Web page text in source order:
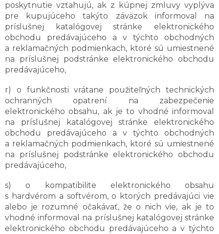
poskytnutie vzťahujú, ak z kúpnej zmluvy vyplýva
pre kupujúceho takýto záväzok informoval na
príslušnej katalógovej stránke elektronického
obchodu predávajúceho a v týchto obchodných
a reklamačných podmienkach, ktoré sú umiestnené
na príslušnej podstránke elektronického obchodu
predávajúceho,
r) o funkčnosti vrátane použiteľných technických
ochranných opatrení na zabezpečenie
elektronického obsahu, ak je to vhodné informoval
na príslušnej katalógovej stránke elektronického
obchodu predávajúceho a v týchto obchodných
a reklamačných podmienkach, ktoré sú umiestnené
na príslušnej podstránke elektronického obchodu
predávajúceho,
s) o kompatibilite elektronického obsahu
s hardvérom a softvérom, o ktorých predávajúci vie
alebo je rozumné očakávať, že o nich vie, ak je to
vhodné informoval na príslušnej katalógovej stránke
elektronického obchodu predávajúceho a v týchto